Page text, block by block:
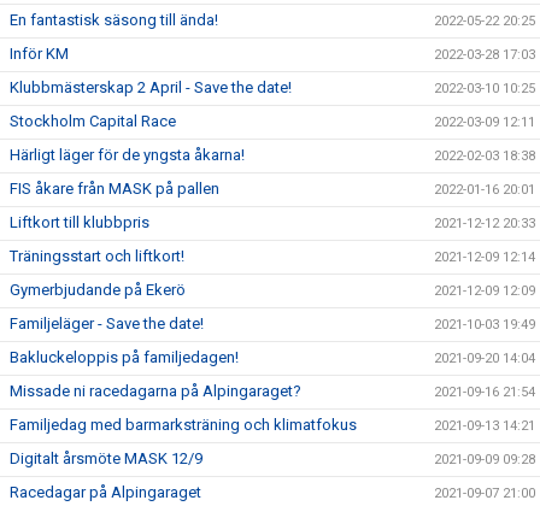
En fantastisk säsong till ända! 2022-05-22 20:25
Inför KM 2022-03-28 17:03
Klubbmästerskap 2 April - Save the date! 2022-03-10 10:25
Stockholm Capital Race 2022-03-09 12:11
Härligt läger för de yngsta åkarna! 2022-02-03 18:38
FIS åkare från MASK på pallen 2022-01-16 20:01
Liftkort till klubbpris 2021-12-12 20:33
Träningsstart och liftkort! 2021-12-09 12:14
Gymerbjudande på Ekerö 2021-12-09 12:09
Familjeläger - Save the date! 2021-10-03 19:49
Bakluckeloppis på familjedagen! 2021-09-20 14:04
Missade ni racedagarna på Alpingaraget? 2021-09-16 21:54
Familjedag med barmarksträning och klimatfokus 2021-09-13 14:21
Digitalt årsmöte MASK 12/9 2021-09-09 09:28
Racedagar på Alpingaraget 2021-09-07 21:00